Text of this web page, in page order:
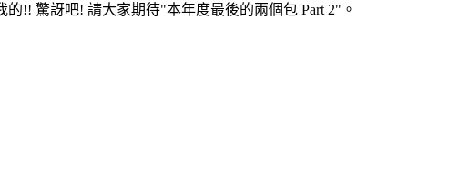
!! 驚訝吧! 請大家期待"本年度最後的兩個包 Part 2"。